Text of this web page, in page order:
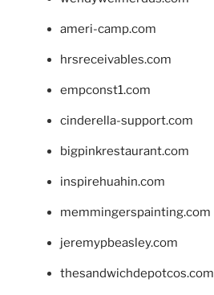
ameri-camp.com
hrsreceivables.com
empconst1.com
cinderella-support.com
bigpinkrestaurant.com
inspirehuahin.com
memmingerspainting.com
jeremypbeasley.com
thesandwichdepotcos.com